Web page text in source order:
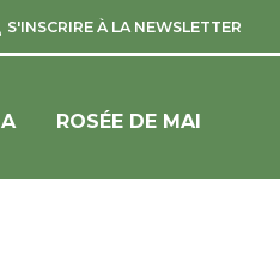
S'INSCRIRE À LA NEWSLETTER
ROSÉE DE MAI